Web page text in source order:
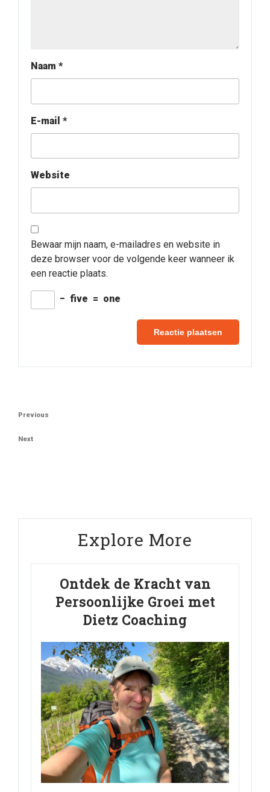
Naam *
E-mail *
Website
Bewaar mijn naam, e-mailadres en website in
deze browser voor de volgende keer wanneer ik
een reactie plaats.
− five = one
Berichtnavigatie
Previous
Previous
Next
Next
Explore More
Ontdek de Kracht van
Persoonlijke Groei met
Dietz Coaching